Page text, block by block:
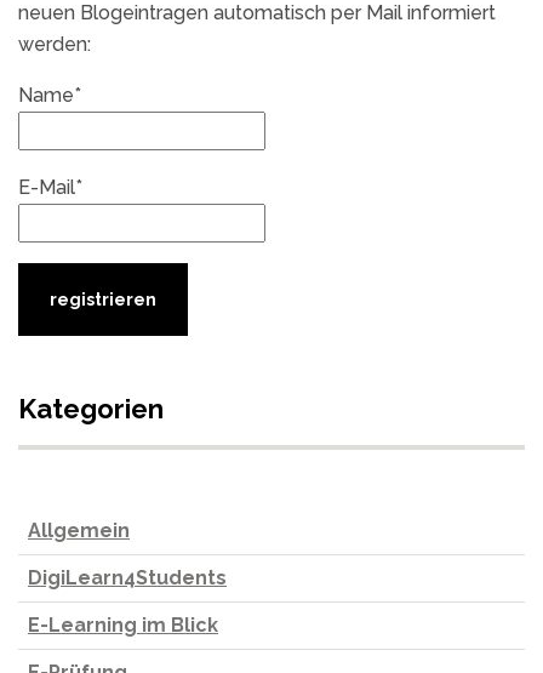
neuen Blogeintragen automatisch per Mail informiert
werden:
Name*
E-Mail*
Kategorien
Allgemein
DigiLearn4Students
E-Learning im Blick